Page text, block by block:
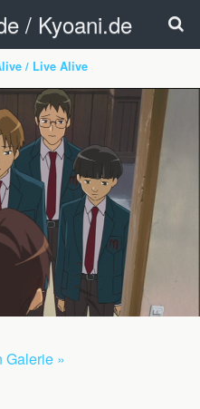
/ Kyoani.de
/ Live Alive
Galerie »